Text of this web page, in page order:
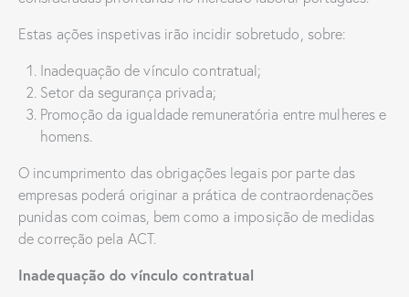
Estas ações inspetivas irão incidir sobretudo, sobre:
Inadequação de vínculo contratual;
Setor da segurança privada;
Promoção da igualdade remuneratória entre mulheres e
homens.
O incumprimento das obrigações legais por parte das
empresas poderá originar a prática de contraordenações
punidas com coimas, bem como a imposição de medidas
de correção pela ACT.
Inadequação do vínculo contratual